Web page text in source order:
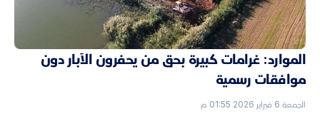
الموارد: غرامات كبيرة بحق من يحفرون الآبار دون
موافقات رسمية
الجمعة 6 فبراير 2026 01:55 م